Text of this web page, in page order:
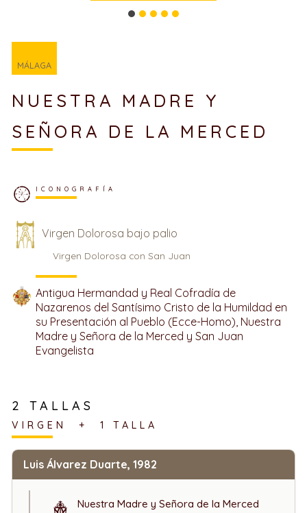
MÁLAGA
NUESTRA MADRE Y
SEÑORA DE LA MERCED
ICONOGRAFÍA
Virgen Dolorosa bajo palio
Virgen Dolorosa con San Juan
Antigua Hermandad y Real Cofradía de
Nazarenos del Santísimo Cristo de la Humildad en
su Presentación al Pueblo (Ecce-Homo), Nuestra
Madre y Señora de la Merced y San Juan
Evangelista
2 TALLAS
VIRGEN + 1 TALLA
Luis Álvarez Duarte, 1982
Nuestra Madre y Señora de la Merced